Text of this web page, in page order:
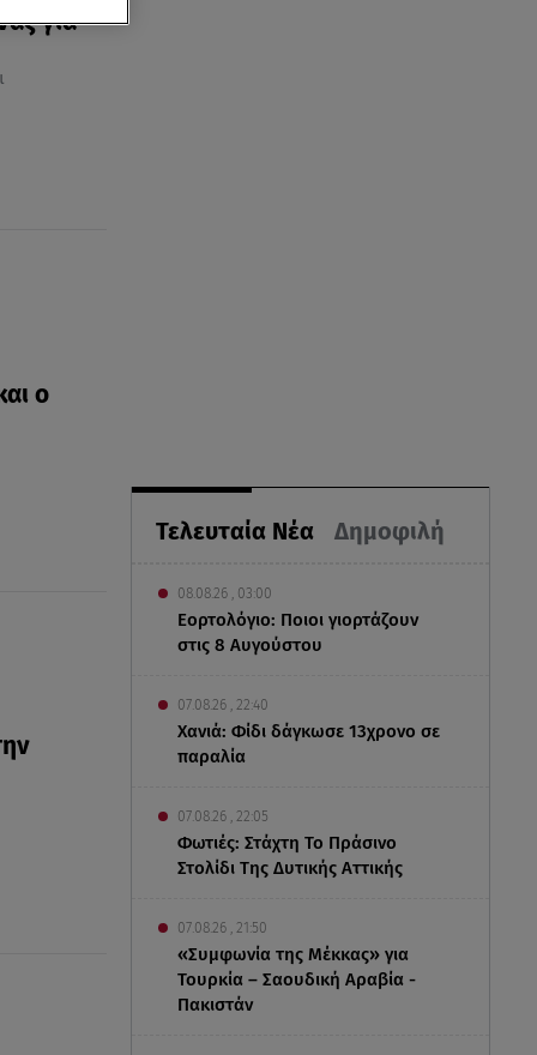
για
ο
Τελευταία Νέα Δημοφιλή
08.08.26 , 03:00
Εορτολόγιο: Ποιοι γιορτάζουν
στις 8 Αυγούστου
07.08.26 , 22:40
Χανιά: Φίδι δάγκωσε 13χρονο σε
παραλία
07.08.26 , 22:05
Φωτιές: Στάχτη Το Πράσινο
Στολίδι Της Δυτικής Αττικής
07.08.26 , 21:50
«Συμφωνία της Μέκκας» για
Τουρκία – Σαουδική Αραβία -
Πακιστάν